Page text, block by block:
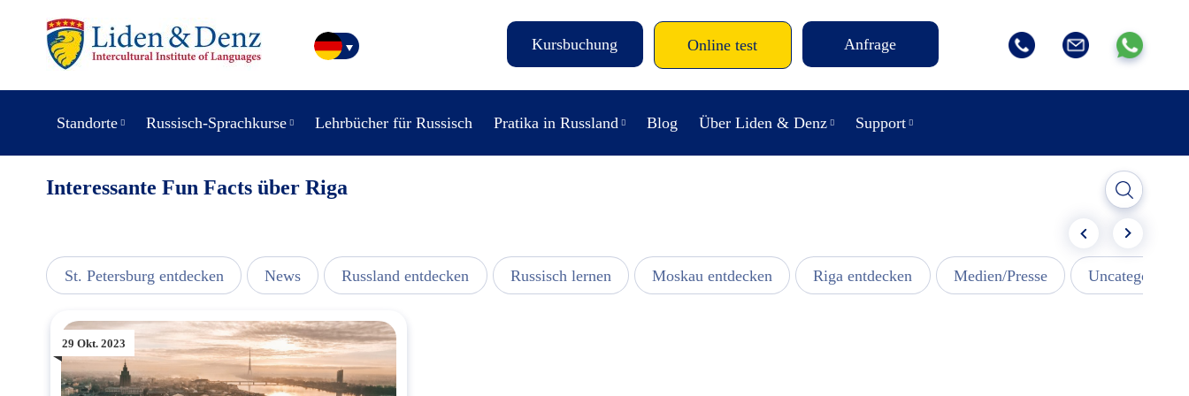
Kursbuchung Online test Anfrage
Standorte Russisch-Sprachkurse Lehrbücher für Russisch Pratika in Russland Blog Über Liden & Denz Support
Interessante Fun Facts über Riga
St. Petersburg entdecken News Russland entdecken Russisch lernen Moskau entdecken Riga entdecken Medien/Presse Uncategorized
29 Okt. 2023